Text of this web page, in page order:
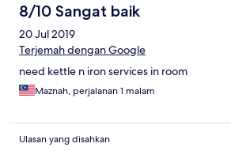
8/10 Sangat baik
20 Jul 2019
Terjemah dengan Google
need kettle n iron services in room
Maznah, perjalanan 1 malam
Ulasan yang disahkan